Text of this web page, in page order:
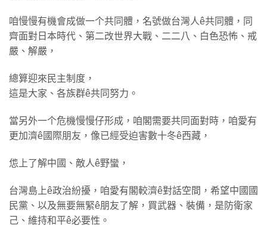
咱慢慢有機會成做一个共同體，名號做台灣人ê共同體，同
齊面對日本時代、第二改世界大戰、二二八、白色恐怖、戒
嚴、解嚴，
總算迎來民主制度，
這是大家、各族群ê共同努力。
當另外一个危機慢慢仔形成，咱閣需要共同面對時，咱愛有
更加濟ê國際朋友，像已經受迫害數十冬ê西藏，
怹上了解中國、敵人ê野蠻，
台灣島上ê政治紛擾，咱愛有閣較濟ê對話空間，希望中國國
民黨、以及無要無緊ê朋友了解，買武器、裝備，是防衛家
己、維持和平ê必要性。